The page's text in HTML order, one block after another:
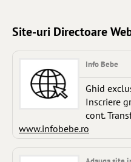
Site-uri Directoare
Info Bebe
Ghid
Inscriere
cont.
www.infobebe.ro